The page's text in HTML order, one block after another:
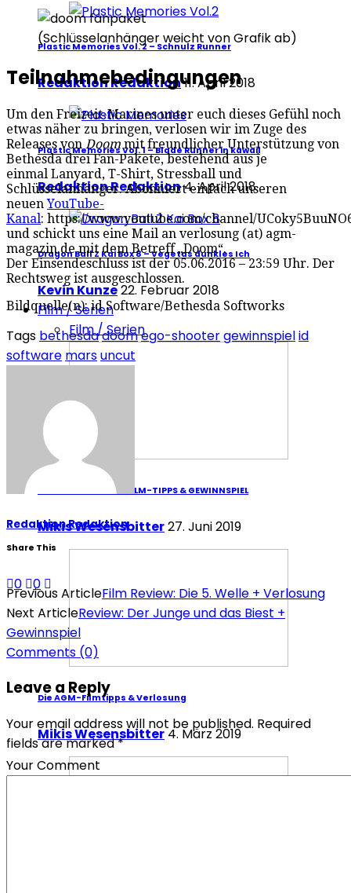
Plastic Memories Vol. 2 – Schnulz Runner
Redaktion Redaktion11. April 2018
Plastic Memories Vol. 1 – Blade Runner in kawaii
Redaktion Redaktion4. April 2018
Dragon Ball Z Kai Box 8 – Vegetas dunkles Ich
Kevin Kunze22. Februar 2018
Film / Serien
Film / Serien
DIE AGM-SOMMER-FILM-TIPPS & GEWINNSPIEL
Mikis Wesensbitter27. Juni 2019
Die AGM-Filmtipps & Verlosung
Mikis Wesensbitter4. März 2019
(Schlüsselanhänger weicht von Grafik ab)
Teilnahmebedingungen
Um den Freizeit-Marines unter euch dieses Gefühl noch
etwas näher zu bringen, verlosen wir im Zuge des
Releases von Doom mit freundlicher Unterstützung von
Bethesda drei Fan-Pakete, bestehend aus je
einmal Lanyard, T-Shirt, Stressball und
Schlüsselanhänger. Abonniert einfach unseren
neuenYouTube-
Kanal: https://www.youtube.com/channel/
und schickt uns eine Mail an verlosung (at) agm-
magazin.de mit dem Betreff „Doom“.
Der Einsendeschluss ist der 05.06.2016 – 23:59 Uhr. Der
Rechtsweg ist ausgeschlossen.
Bildquelle(n): id Software/Bethesda Softworks
Tags bethesdadoomego-shootergewinnspielid
software marsuncut
Redaktion Redaktion
Share This
0 0
Previous ArticleFilm Review: Die 5. Welle + Verlosung
Next ArticleReview: Der Junge und das Biest +
Gewinnspiel
Comments (0)
Leave a Reply
Your email address will not be published. Required
fields are marked *
Your Comment